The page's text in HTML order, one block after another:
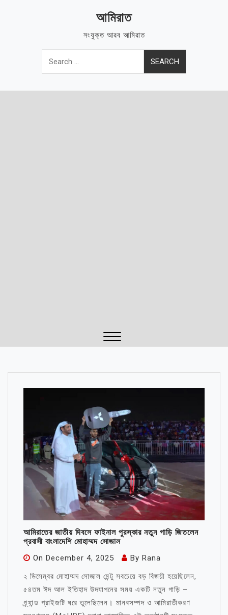
আমিরাত
সংযুক্ত আরব আমিরাত
Search
for:
আমিরাতের জাতীয় দিবসে ফাইনাল পুরস্কার নতুন গাড়ি জিতলেন
প্রবাসী বাংলাদেশি মোহাম্মদ সোজাল
On December 4, 2025 By Rana
২ ডিসেম্বর মোহাম্মদ সোজাল মেন্টু সবচেয়ে বড় বিজয়ী হয়েছিলেন,
৫৪তম ঈদ আল ইতিহাদ উদযাপনের সময় একটি নতুন গাড়ি –
গ্র্যান্ড প্রাইজটি ঘরে তুলেছিলেন। মানবসম্পদ ও আমিরাতীকরণ